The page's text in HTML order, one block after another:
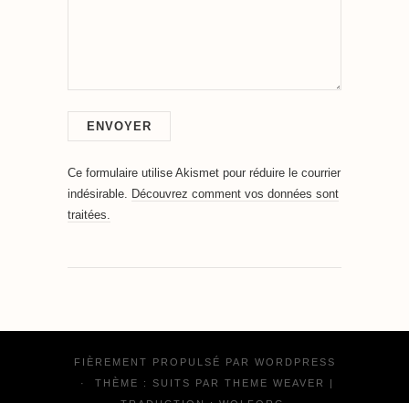
Ce formulaire utilise Akismet pour réduire le courrier
indésirable. Découvrez comment vos données sont
traitées.
FIÈREMENT PROPULSÉ PAR WORDPRESS
·
THÈME : SUITS PAR THEME WEAVER
|